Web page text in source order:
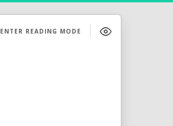
ENTER READING MODE